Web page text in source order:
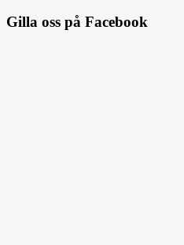
Gilla oss på Facebook